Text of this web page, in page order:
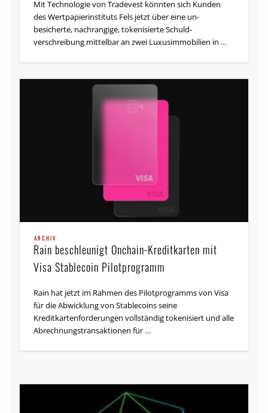
Mit Technologie von Tradevest könnten sich Kunden
des Wert­papier­instituts Fels jetzt über eine un­
besicherte, nach­rangige, tokenisierte Schuld­
verschreibung mittelbar an zwei Luxus­immobilien in …
ARCHIV
Rain beschleunigt Onchain-Kreditkarten mit
Visa Stablecoin Pilotprogramm
Rain hat jetzt im Rahmen des Pilotprogramms von Visa
für die Abwicklung von Stablecoins seine
Kreditkartenforderungen vollständig tokenisiert und alle
Abrechnungstransaktionen für …